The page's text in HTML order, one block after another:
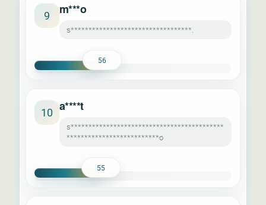
9 m***o
s**********************************.
56
10 a****t
s*******************************************
**************************o
55